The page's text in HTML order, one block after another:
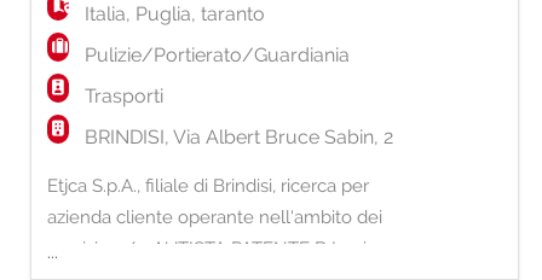
B; - Pregressa esperienza nell'utilizzo di peda
Italia, Puglia,taranto
Pulizie/Portierato/Guardiania
Trasporti
BRINDISI, Via Albert Bruce Sabin, 2
Etjca S.p.A., filiale di Brindisi, ricerca per
azienda cliente operante nell'ambito dei
servizi un/a: AUTISTA PATENTE B La risorsa
...